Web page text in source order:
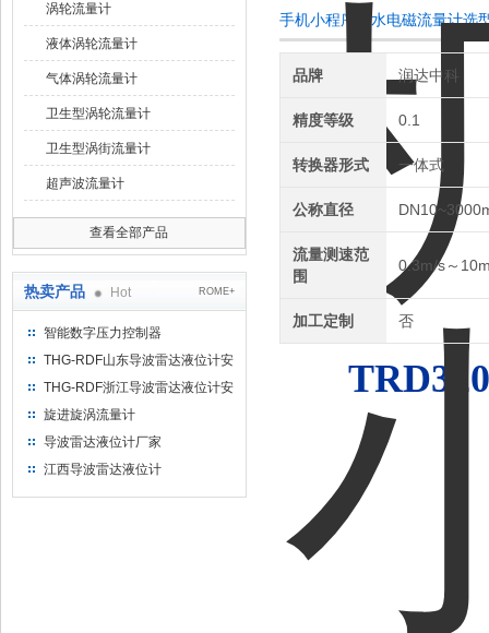
涡轮流量计
液体涡轮流量计
气体涡轮流量计
卫生型涡轮流量计
卫生型涡街流量计
超声波流量计
查看全部产品
热卖产品 Hot ROME+
智能数字压力控制器
THG-RDF山东导波雷达液位计安
装方法
THG-RDF浙江导波雷达液位计安
装方法
旋进旋涡流量计
导波雷达液位计厂家
江西导波雷达液位计
手机小程序海水电磁流量计选
品牌 润达中科
精度等级 0.1
转换器形式 一体式
公称直径
流量测速范
围
0.3m/s～
加工定制 否